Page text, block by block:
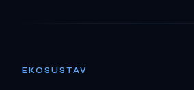
EKOSUSTAV